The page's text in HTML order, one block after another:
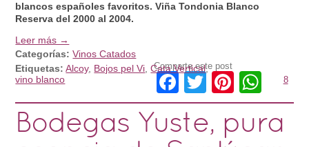
blancos españoles favoritos. Viña Tondonia Blanco
Reserva del 2000 al 2004.
Leer más →
Categorías:Vinos Catados
Etiquetas: Alcoy, Bojos pel Vi ,Cata Vertical,
vino blanco
Comparte este post
Facebook
Twitter 8
Bodegas Yuste, pura